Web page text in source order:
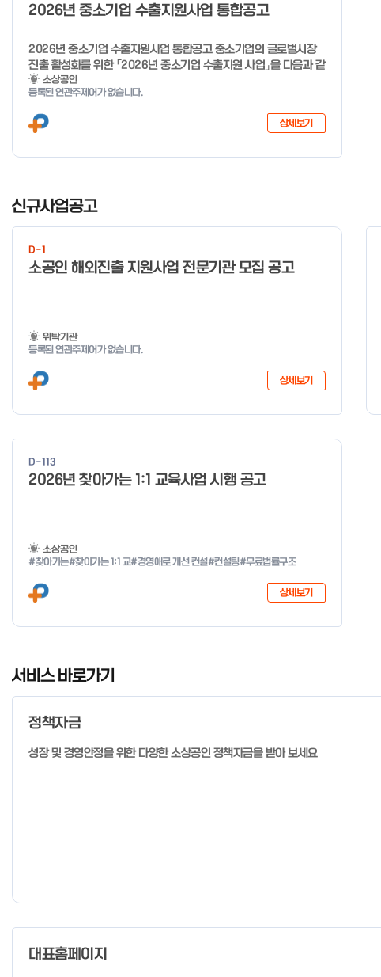
터) - 시스템 문의(오류 등) : 1644-5302 ** 기초교육 수료 인정
10시간 이상 수강 필요) 30분 미만 → 0.5시간 30분 이상 ~ 60분
미만 → 1시간 60분 이상 → 1.5시간
2026년 중소기업 수출지원사업 통합공고
2026년 중소기업 수출지원사업 통합공고 중소기업의 글로벌시장
진출 활성화를 위한 「2026년 중소기업 수출지원 사업」을 다음과 같
이 공고합니다. 2025년 12월 10일 중 소 벤 처 기 업 부 장관 ※ 문
의처 ※ - 사업문의 : 1357 - 시스템 문의(오류 등) : 1644-5302
소상공인
등록된 연관주제어가 없습니다.
상세보기
신규사업공고
D-1
소공인 해외진출 지원사업 전문기관 모집 공고
위탁기관
등록된 연관주제어가 없습니다.
상세보기
D-113
2026년 찾아가는 1:1 교육사업 시행 공고
소상공인
#찾아가는#찾아가는 1:1 교#경영애로 개선 컨설#컨설팅#무료법률구조
상세보기
서비스 바로가기
정책자금
성장 및 경영안정을 위한 다양한 소상공인 정책자금을 받아 보세요
대표홈페이지